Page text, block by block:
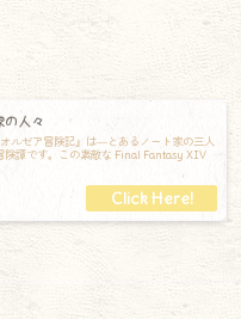
の人々
ルゼア冒険記』は―とあるノート家の三人
険譚です。この素敵な Final Fantasy XIV